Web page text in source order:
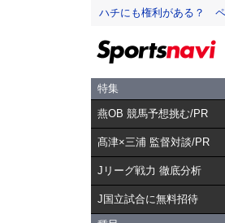
ハチにも権利がある？
特集
燕OB 競馬予想挑む/PR
髙津×三浦 監督対談/PR
Jリーグ戦力 徹底分析
J国立試合に無料招待